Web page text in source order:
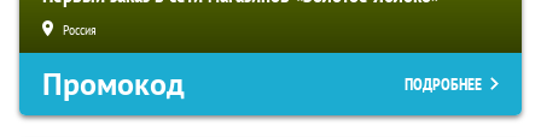
Россия
Промокод ПОДРОБНЕЕ